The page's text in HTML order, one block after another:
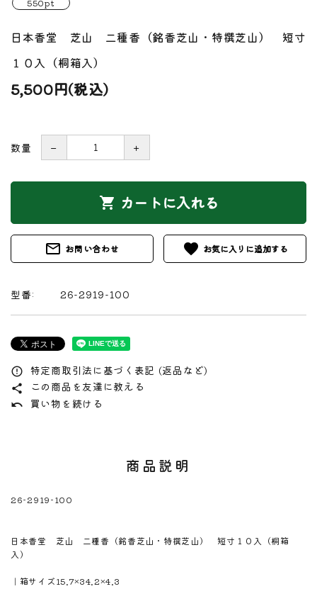
日本香堂 芝山 二種香（銘香芝山・特撰芝山） 短寸
１０入（桐箱入）
5,500円(税込)
数量 － ＋
shopping_cart カートに入れる
mail_outline お問い合わせ favorite
型番: 26-2919-100
error_outline 特定商取引法に基づく表記 (返品など)
share この商品を友達に教える
undo 買い物を続ける
商品説明
26-2919-100
日本香堂 芝山 二種香（銘香芝山・特撰芝山） 短寸１０入（桐箱
入）
｜箱サイズ15.7×34.2×4.3